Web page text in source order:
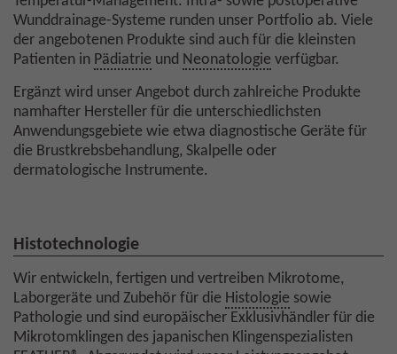
Wunddrainage-Systeme runden unser Portfolio ab. Viele
der angebotenen Produkte sind auch für die kleinsten
Patienten in Pädiatrie und Neonatologie verfügbar.
Ergänzt wird unser Angebot durch zahlreiche Produkte
namhafter Hersteller für die unterschiedlichsten
Anwendungsgebiete wie etwa diagnostische Geräte für
die Brustkrebsbehandlung, Skalpelle oder
dermatologische Instrumente.
Histotechnologie
Wir entwickeln, fertigen und vertreiben Mikrotome,
Laborgeräte und Zubehör für die Histologie sowie
Pathologie und sind europäischer Exklusivhändler für die
Mikrotomklingen des japanischen Klingenspezialisten